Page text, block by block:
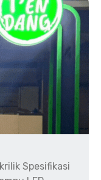
Spesifikasi